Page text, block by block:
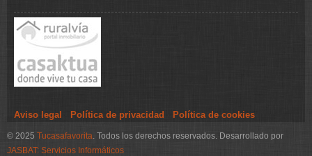
Aviso legal Política de privacidad Política de cookies
© 2025 Tucasafavorita. Todos los derechos reservados. Desarrollado por
JASBAT: Servicios Informáticos